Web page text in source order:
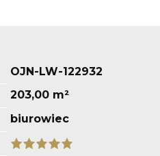
OJN-LW-122932
203,00 m²
biurowiec